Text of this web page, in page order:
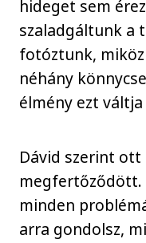
hideget sem
szaladgáltunk a
fotóztunk,
néhány
élmény ezt
Dávid szerint ott
megfertőződött.
minden
arra gondolsz,